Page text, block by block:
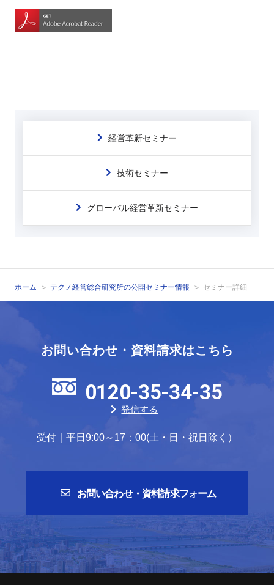
経営革新セミナー
技術セミナー
グローバル経営革新セミナー
ホーム テクノ経営総合研究所の公開セミナー情報 セミナー詳細
お問い合わせ・資料請求はこちら
0120-35-34-35
発信する
受付｜平日9:00～17：00(土・日・祝日除く）
お問い合わせ・資料請求フォーム